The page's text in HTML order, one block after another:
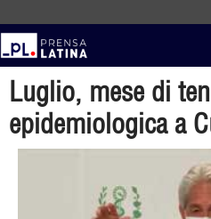
Luglio, mese di
epidemiologica a